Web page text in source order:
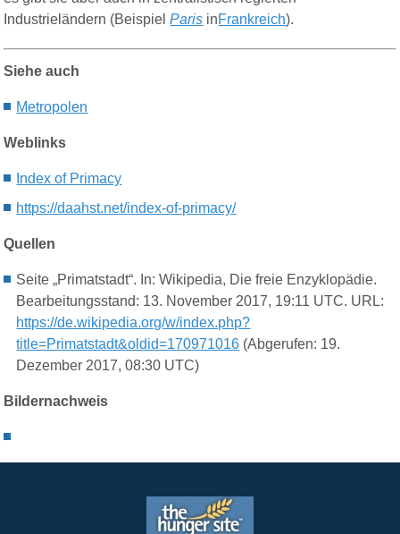
Industrieländern (BeispielParis inFrankreich).
Siehe auch
Metropolen
Weblinks
Index of Primacy
https://daahst.net/index-of-primacy/
Quellen
Seite „Primatstadt“. In: Wikipedia, Die freie Enzyklopädie.
Bearbeitungsstand: 13. November 2017, 19:11 UTC. URL:
https://de.wikipedia.org/w/index.php?
title=Primatstadt&oldid=170971016 (Abgerufen: 19.
Dezember 2017, 08:30 UTC)
Bildernachweis